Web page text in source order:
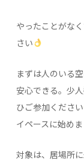
やったことがな
さい
まずは人のいる
安心できる。少
ひご参加ください
イペースに始めま
対象は、居場所